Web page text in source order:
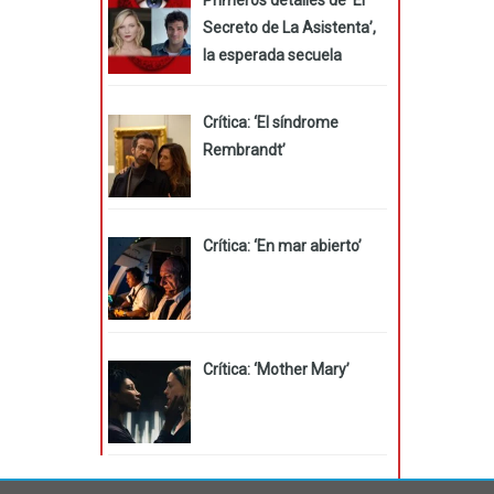
Secreto de La Asistenta’,
la esperada secuela
Crítica: ‘El síndrome
Rembrandt’
Crítica: ‘En mar abierto’
Crítica: ‘Mother Mary’